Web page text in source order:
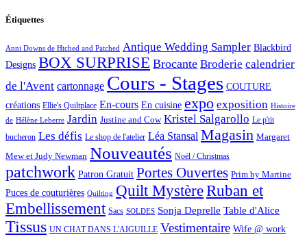
Étiquettes
Anni Downs de Htched and Patched Antique Wedding Sampler Blackbird
Designs BOX SURPRISE Brocante Broderie calendrier
de l'Avent cartonnage Cours - Stages COUTURE
créations Ellie's Quiltplace En-cours En cuisine expo exposition Histoire
de Hélène Leberre Jardin Justine and Cow Kristel Salgarollo Le p'tit
bucheron Les défis Le shop de l'atelier Léa Stansal Magasin Margaret
Mew et Judy Newman Nouveautés Noël / Christmas
patchwork Patron Gratuit Portes Ouvertes Prim by Martine
Puces de couturières Quilting Quilt MystèreRuban et
Embellissement Sacs SOLDES Sonja Deprelle Table d'Alice
Tissus UN CHAT DANS L'AIGUILLE Vestimentaire Wife @ work